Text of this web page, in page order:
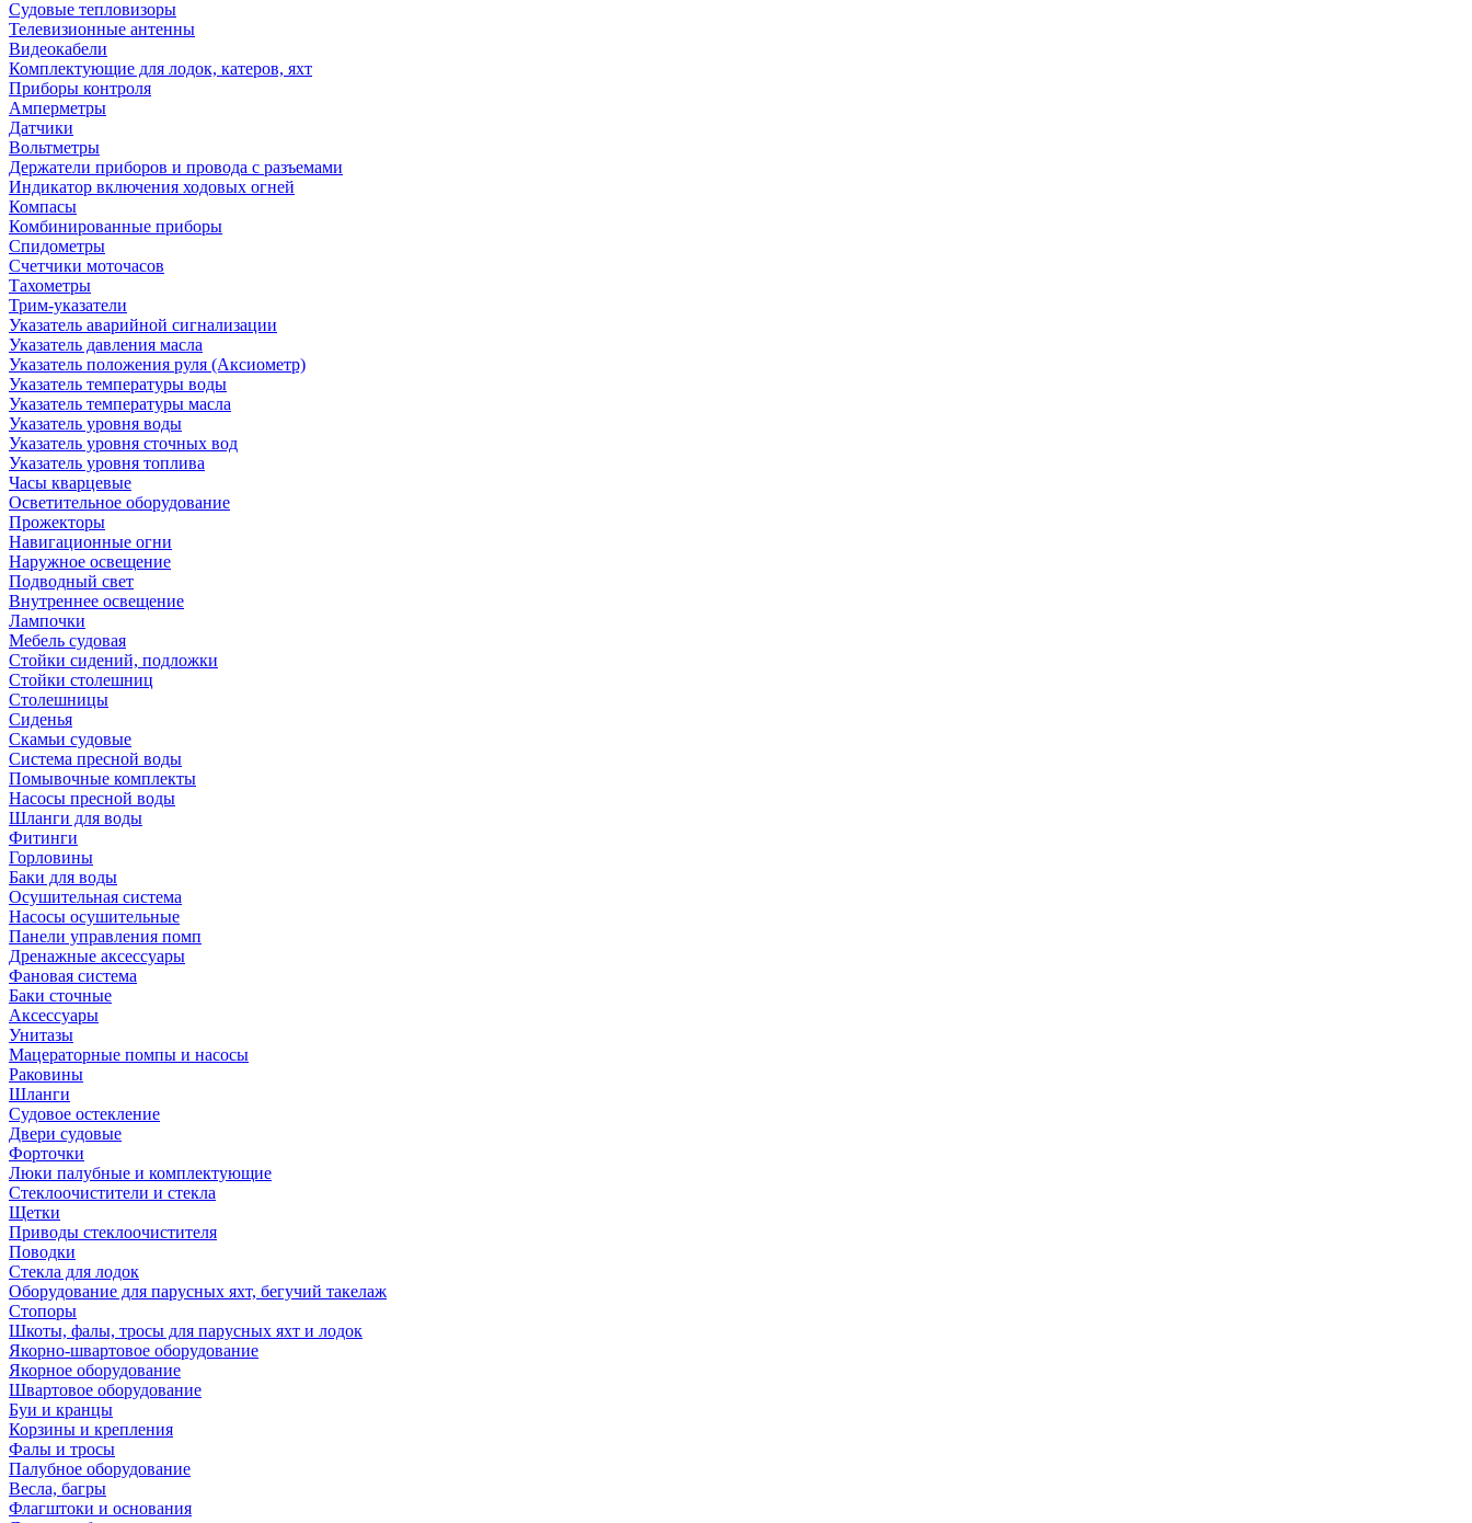
Cудовые тепловизоры
Телевизионные антенны
Видеокабели
Комплектующие для лодок, катеров, яхт
Приборы контроля
Амперметры
Датчики
Вольтметры
Держатели приборов и провода с разъемами
Индикатор включения ходовых огней
Компасы
Комбинированные приборы
Спидометры
Счетчики моточасов
Тахометры
Трим-указатели
Указатель аварийной сигнализации
Указатель давления масла
Указатель положения руля (Аксиометр)
Указатель температуры воды
Указатель температуры масла
Указатель уровня воды
Указатель уровня сточных вод
Указатель уровня топлива
Часы кварцевые
Осветительное оборудование
Прожекторы
Навигационные огни
Наружное освещение
Подводный свет
Внутреннее освещение
Лампочки
Мебель судовая
Стойки сидений, подложки
Стойки столешниц
Столешницы
Сиденья
Скамьи судовые
Система пресной воды
Помывочные комплекты
Насосы пресной воды
Шланги для воды
Фитинги
Горловины
Баки для воды
Осушительная система
Насосы осушительные
Панели управления помп
Дренажные аксессуары
Фановая система
Баки сточные
Аксессуары
Унитазы
Мацераторные помпы и насосы
Раковины
Шланги
Судовое остекление
Двери судовые
Форточки
Люки палубные и комплектующие
Стеклоочистители и стекла
Щетки
Приводы стеклоочистителя
Поводки
Стекла для лодок
Оборудование для парусных яхт, бегучий такелаж
Стопоры
Шкоты, фалы, тросы для парусных яхт и лодок
Якорно-швартовое оборудование
Якорное оборудование
Швартовое оборудование
Буи и кранцы
Корзины и крепления
Фалы и тросы
Палубное оборудование
Весла, багры
Флагштоки и основания